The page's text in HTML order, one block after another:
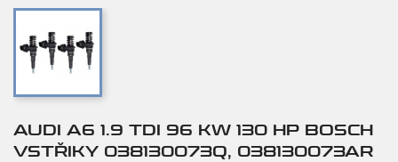
AUDI A6 1.9 TDI 96 KW 130 HP BOSCH
VSTŘIKY 038130073Q, 038130073AR